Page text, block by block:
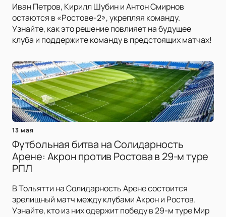
Иван Петров, Кирилл Шубин и Антон Смирнов
остаются в «Ростове-2», укрепляя команду.
Узнайте, как это решение повлияет на будущее
клуба и поддержите команду в предстоящих матчах!
13 мая
Футбольная битва на Солидарность
Арене: Акрон против Ростова в 29-м туре
РПЛ
В Тольятти на Солидарность Арене состоится
зрелищный матч между клубами Акрон и Ростов.
Узнайте, кто из них одержит победу в 29-м туре Мир